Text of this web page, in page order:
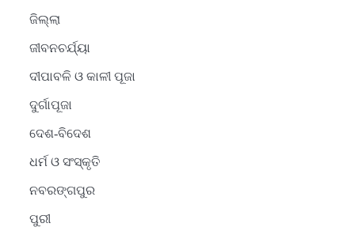
ଜିଲ୍ଲା
ଜୀବନଚର୍ଯ୍ୟା
ଦୀପାବଳି ଓ କାଳୀ ପୂଜା
ଦୁର୍ଗାପୂଜା
ଦେଶ-ବିଦେଶ
ଧର୍ମ ଓ ସଂସ୍କୃତି
ନବରଙ୍ଗପୁର
ପୁରୀ
2